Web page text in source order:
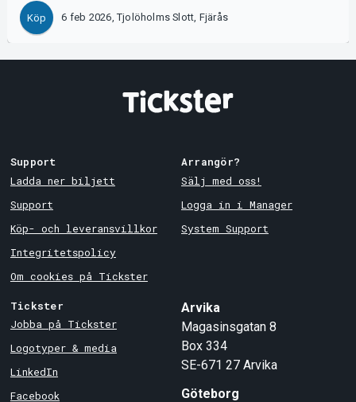
Köp 6 feb 2026, Tjolöholms Slott, Fjärås
Support
Ladda ner biljett
Support
Köp- och leveransvillkor
Integritetspolicy
Om cookies på Tickster
Arrangör?
Sälj med oss!
Logga in i Manager
System Support
Tickster
Jobba på Tickster
Logotyper & media
LinkedIn
Facebook
Arvika
Magasinsgatan 8
Box 334
SE-671 27 Arvika
Göteborg